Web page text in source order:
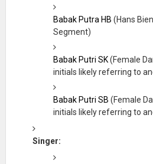
Babak Putra HB (Hans
Segment)
Babak Putri SK(Female
initials likely referring to
Babak Putri SB (Female
initials likely referring to
Singer: